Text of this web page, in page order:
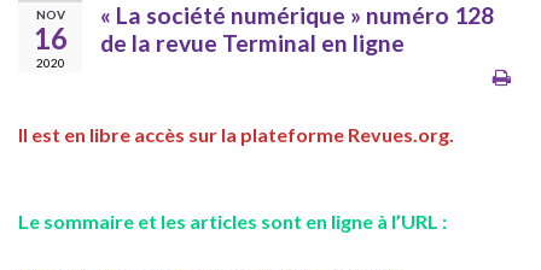
NOV
16
2020
« La société numérique » numéro 128
de la revue Terminal en ligne
Il est en libre accès sur la plateforme Revues.org.
Le sommaire et les articles sont en ligne à l’URL :